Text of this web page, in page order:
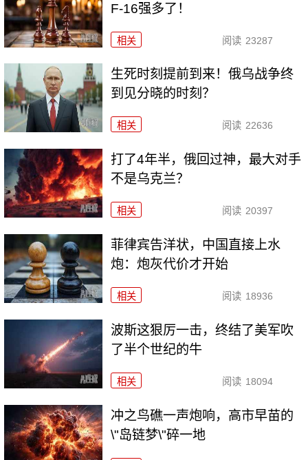
F-16强多了！
相关 阅读 23287
生死时刻提前到来！俄乌战争终
到见分晓的时刻？
相关 阅读 22636
打了4年半，俄回过神，最大对手
不是乌克兰？
相关 阅读 20397
菲律宾告洋状，中国直接上水
炮：炮灰代价才开始
相关 阅读 18936
波斯这狠厉一击，终结了美军吹
了半个世纪的牛
相关 阅读 18094
冲之鸟礁一声炮响，高市早苗的
\"岛链梦\"碎一地